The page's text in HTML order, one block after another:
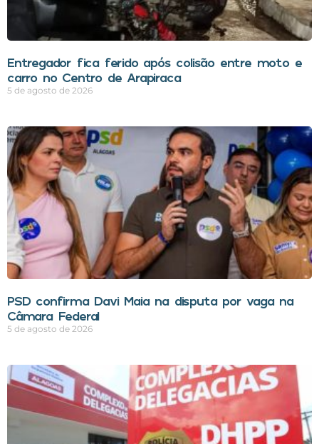
Entregador fica ferido após colisão entre moto e
carro no Centro de Arapiraca
5 de agosto de 2026
PSD confirma Davi Maia na disputa por vaga na
Câmara Federal
5 de agosto de 2026